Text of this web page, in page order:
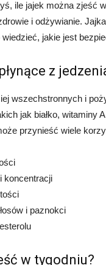
ile jajek można zjeść
i odżywianie.
jakie jest
z
wszechstronnych i
jak białko, witaminy
przynieść wiele
koncentracji
i paznokci
w tygodniu?